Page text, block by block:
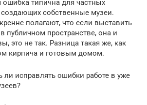
ошибка типична для частных
собственные музеи.
полагают, что если выставить
публичном пространстве, она и
это не так. Разница такая же, как
кирпича и готовым домом.
ли исправлять ошибки работе в уже